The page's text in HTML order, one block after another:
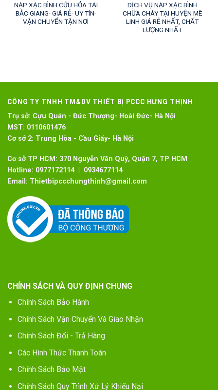
NẠP XẠC BÌNH CỨU HỎA TẠI
BẮC GIANG- GIÁ RẺ- UY TÍN-
VẬN CHUYỂN TẬN NƠI
DỊCH VỤ NẠP XẠC BÌNH
CHỮA CHÁY TẠI HUYỆN MÊ
LINH GIÁ RẺ NHẤT, CHẤT
LƯỢNG NHẤT
CÔNG TY TNHH TM&DV THIẾT BỊ PCCC HƯNG THỊNH
Trụ sở: Cựu Quán - Đức Thượng- Hoài Đức- Hà Nội
MST: 0110601476
Cơ sở 2: Trung Hòa - Cầu Giấy- Hà Nội
Cơ sở TP HCM: 370 Nguyễn Văn Quỳ, Quận 7, TP HCM
Hotline: 0977172114 | 0934677114
Email: Thietbipccchungthinh@gmail.com
CHÍNH SÁCH VÀ QUY ĐỊNH CHUNG
Chính Sách Bảo Hành
Chính Sách Vận Chuyển Và Giao Nhận
Chính Sách Đổi - Trả Hàng
Các Hình Thức Thanh Toán
Chính Sách Bảo Mật
Chính Sách Quy Trình Xử Lý Khiếu Nại